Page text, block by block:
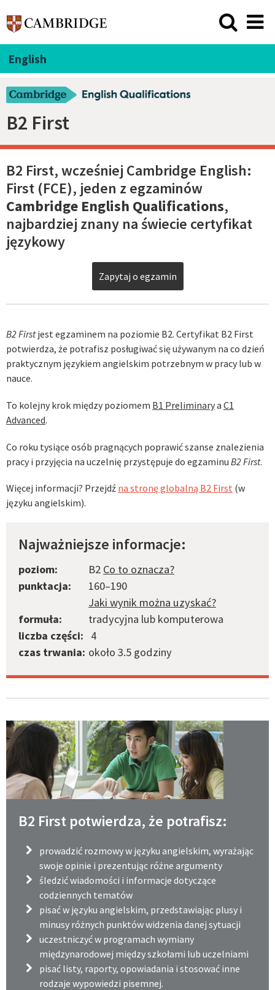
English
B2 First
B2 First, wcześniej Cambridge English:
First (FCE), jeden z egzaminów
Cambridge English Qualifications,
najbardziej znany na świecie certyfikat
językowy
Zapytaj o egzamin
B2 Firstjest egzaminem na poziomie B2. Certyfikat B2 First
potwierdza, że potrafisz posługiwać się używanym na co dzień
praktycznym językiem angielskim potrzebnym w pracy lub w
nauce.
To kolejny krok między poziomem B1 Preliminarya C1
Advanced.
Co roku tysiące osób pragnących poprawić szanse znalezienia
pracy i przyjęcia na uczelnię przystępuje do egzaminu B2 First.
Więcej informacji? Przejdź na stronę globalną B2 First (w
języku angielskim).
Najważniejsze informacje:
poziom: B2 Co to oznacza?
punktacja:
160–190
Jaki wynik można uzyskać?
formuła:
tradycyjna lub komputerowa
liczba części:
4
czas trwania: około 3.5 godziny
B2 First potwierdza, że potrafisz:
prowadzić rozmowy w języku angielskim, wyrażając
swoje opinie i prezentując różne argumenty
śledzić wiadomości i informacje dotyczące
codziennych tematów
pisać w języku angielskim, przedstawiając plusy i
minusy różnych punktów widzenia danej sytuacji
uczestniczyć w programach wymiany
międzynarodowej między szkołami lub uczelniami
pisać listy, raporty, opowiadania i stosować inne
rodzaje wypowiedzi pisemnej.